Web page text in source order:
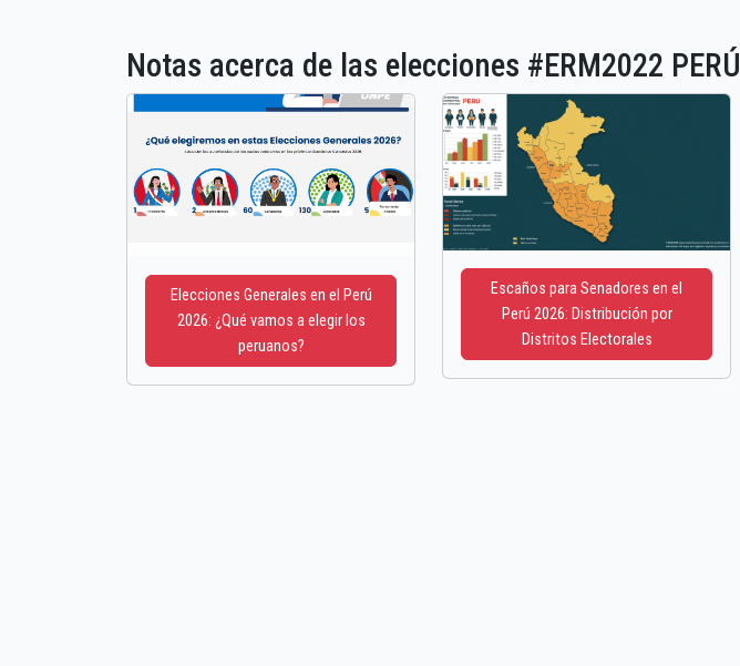
Notas acerca de las elecciones #ERM2022 PERÚ
Elecciones Generales en el Perú
2026: ¿Qué vamos a elegir los
peruanos?
Escaños para Senadores en el
Perú 2026: Distribución por
Distritos Electorales